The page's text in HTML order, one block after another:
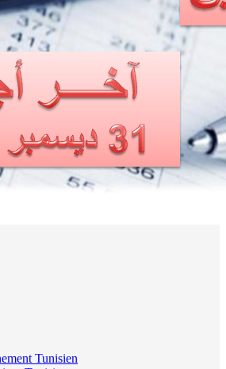
Tunisien